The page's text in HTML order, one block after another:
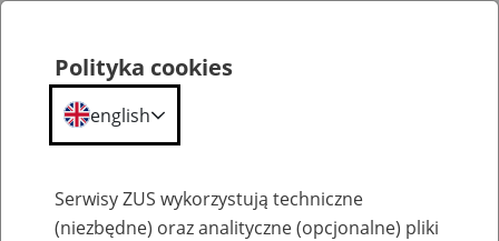
Polityka cookies
english
Serwisy ZUS wykorzystują techniczne
(niezbędne) oraz analityczne (opcjonalne) pliki